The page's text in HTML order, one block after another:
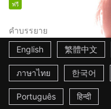
ฟรี
คำบรรยาย
English
繁體中文
ภาษาไทย 한국어
Português हिन्दी